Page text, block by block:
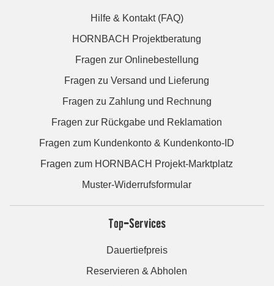
Hilfe & Kontakt (FAQ)
HORNBACH Projektberatung
Fragen zur Onlinebestellung
Fragen zu Versand und Lieferung
Fragen zu Zahlung und Rechnung
Fragen zur Rückgabe und Reklamation
Fragen zum Kundenkonto & Kundenkonto-ID
Fragen zum HORNBACH Projekt-Marktplatz
Muster-Widerrufsformular
Top-Services
Dauertiefpreis
Reservieren & Abholen